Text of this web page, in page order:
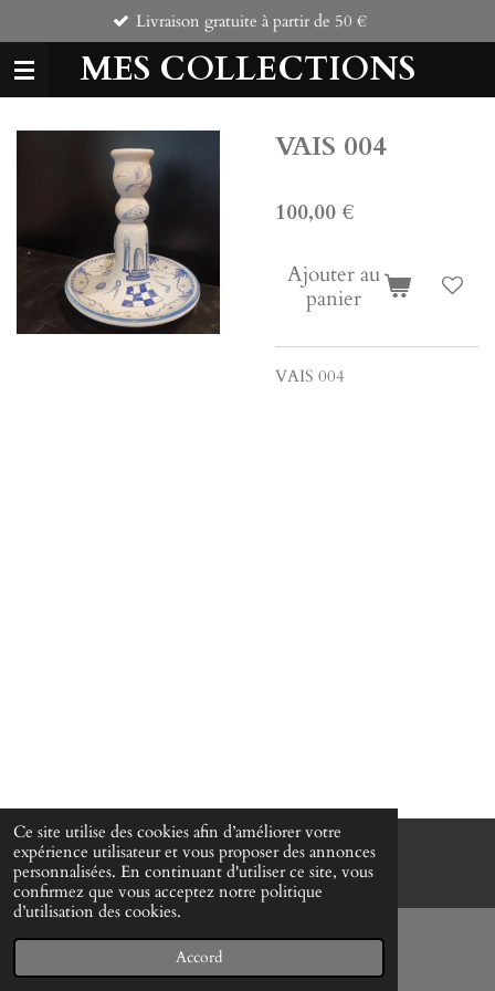
Ce site utilise des cookies afin d’améliorer votre
expérience utilisateur et vous proposer des annonces
personnalisées. En continuant d'utiliser ce site, vous
confirmez que vous acceptez notre politique
d’utilisation des cookies.
Accord
au
contenu
principal
MES COLLECTIONS
Livraison gratuite à partir de 50 €
VAIS 004
100,00 €
Ajouter au
panier
VAIS 004
© www-mes-collections.net